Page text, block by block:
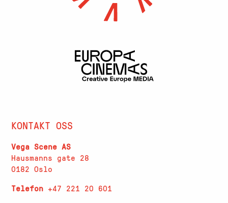
KONTAKT OSS
Vega Scene AS
Hausmanns gate 28
0182 Oslo
Telefon+47 221 20 601